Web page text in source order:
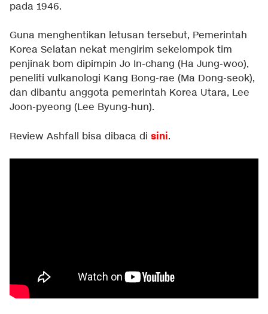
pada 1946.
Guna menghentikan letusan tersebut, Pemerintah
Korea Selatan nekat mengirim sekelompok tim
penjinak bom dipimpin Jo In-chang (Ha Jung-woo),
peneliti vulkanologi Kang Bong-rae (Ma Dong-seok),
dan dibantu anggota pemerintah Korea Utara, Lee
Joon-pyeong (Lee Byung-hun).
Review Ashfall bisa dibaca di sini.